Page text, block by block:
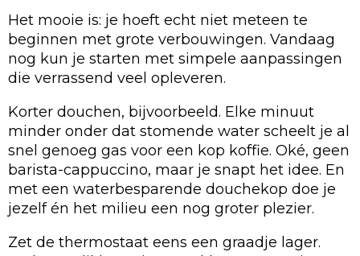
Het mooie is: je hoeft echt niet meteen te
beginnen met grote verbouwingen. Vandaag
nog kun je starten met simpele aanpassingen
die verrassend veel opleveren.
Korter douchen, bijvoorbeeld. Elke minuut
minder onder dat stomende water scheelt je al
snel genoeg gas voor een kop koffie. Oké, geen
barista-cappuccino, maar je snapt het idee. En
met een waterbesparende douchekop doe je
jezelf én het milieu een nog groter plezier.
Zet de thermostaat eens een graadje lager.